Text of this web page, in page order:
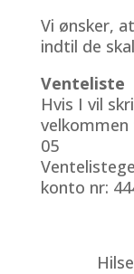
Vi ønsker,
indtil de
Venteliste
Hvis I vil
05
konto nr: